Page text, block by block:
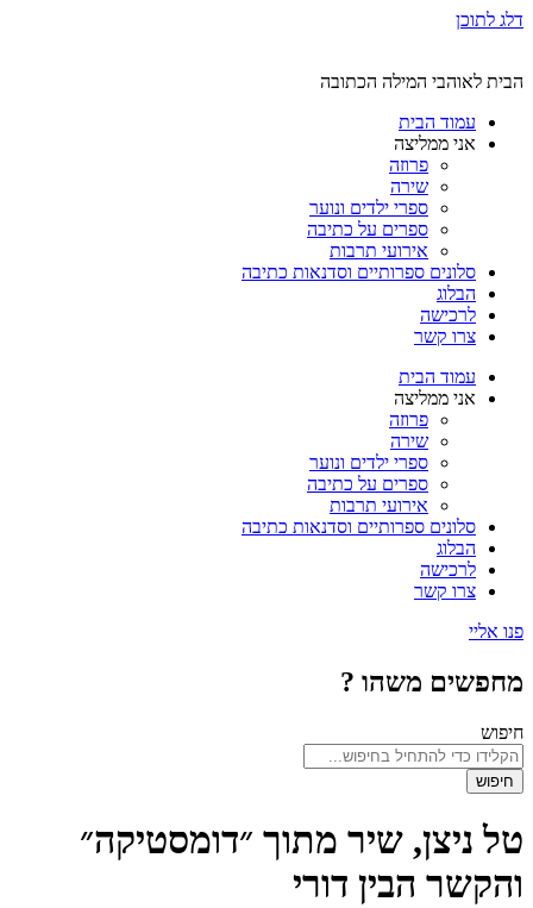
דלג לתוכן
הבית לאוהבי המילה הכתובה
עמוד הבית
אני ממליצה
פרוזה
שירה
ספרי ילדים ונוער
ספרים על כתיבה
אירועי תרבות
סלונים ספרותיים וסדנאות כתיבה
הבלוג
לרכישה
צרו קשר
עמוד הבית
אני ממליצה
פרוזה
שירה
ספרי ילדים ונוער
ספרים על כתיבה
אירועי תרבות
סלונים ספרותיים וסדנאות כתיבה
הבלוג
לרכישה
צרו קשר
פנו אליי
מחפשים משהו ?
חיפוש
חיפוש
טל ניצן, שיר מתוך ״דומסטיקה״
והקשר הבין דורי